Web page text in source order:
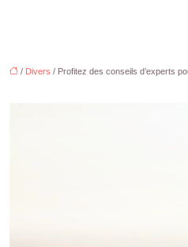
/ Divers / Profitez des conseils d’experts